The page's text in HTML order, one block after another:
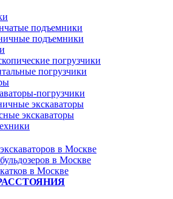
подъемники
подъемники
погрузчики
погрузчики
погрузчики
экскаваторы
экскаваторы
в Москве
в Москве
в Москве